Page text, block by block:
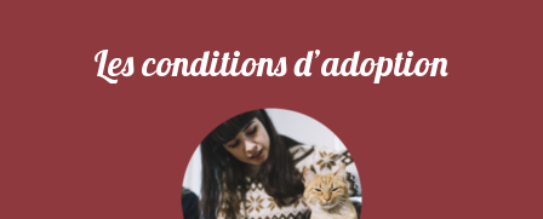
Les conditions d’adoption